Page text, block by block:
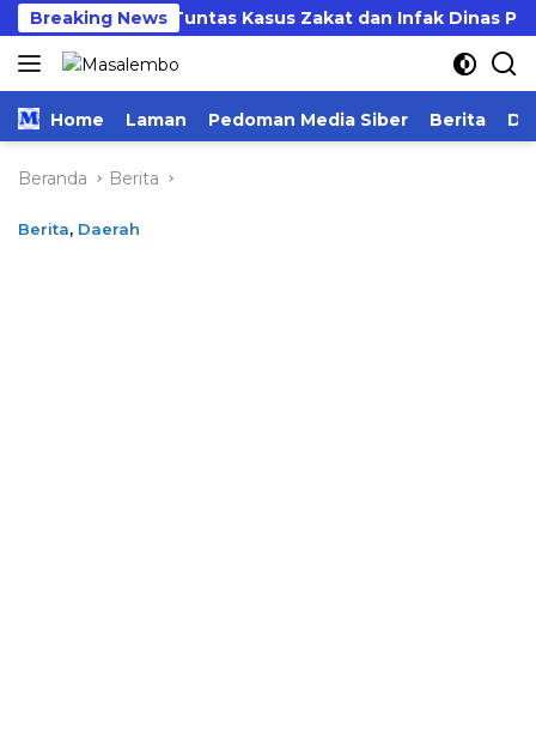
Langsung
ke
konten
Breaking News
Kejari Usut Tuntas Kasus Zakat dan Infak Dinas
Home Laman Pedoman Media Siber Berita
Beranda Berita
Berita, Daerah